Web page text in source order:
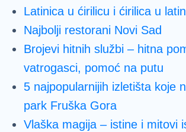
Latinica u ćirilicu i ćirilica u
Najbolji restorani Novi Sad
Brojevi hitnih službi – hitna
vatrogasci, pomoć na putu
5 najpopularnijih izletišta koje
park Fruška Gora
Vlaška magija – istine i mitovi